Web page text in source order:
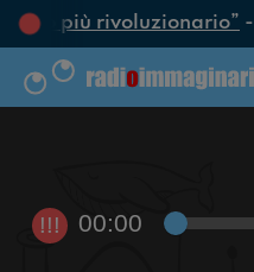
più rivoluzionario”-
!!! 00:00